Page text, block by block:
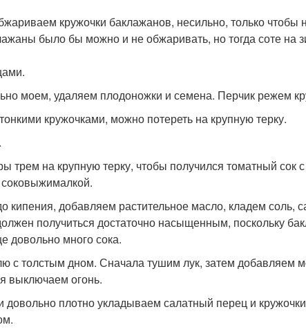
кружочки баклажанов, несильно, только чтобы
было бы можно и не обжаривать, но тогда соте на
моем, удаляем плодоножки и семена. Перчик режем
кружочками, можно потереть на крупную терку.
на крупную терку, чтобы получился томатный сок
кипения, добавляем растительное масло, кладем соль,
получиться достаточно насыщенным, поскольку
довольно много сока.
с толстым дном. Сначала тушим лук, затем добавляем
выключаем огонь.
довольно плотно укладываем салатный перец и